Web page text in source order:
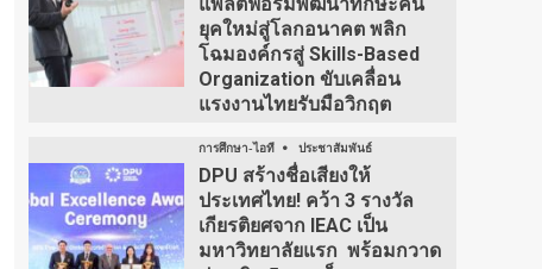
ยุคใหม่สู่โลกอนาคต พลิก
โฉมองค์กรสู่ Skills-Based
Organization ขับเคลื่อน
แรงงานไทยรับมือวิกฤต
การศึกษา-ไอที ประชาสัมพันธ์
DPU สร้างชื่อเสียงให้
ประเทศไทย! คว้า 3 รางวัล
เกียรติยศจาก IEAC เป็น
มหาวิทยาลัยแรก พร้อมกวาด